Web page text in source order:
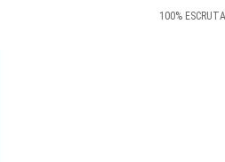
100%